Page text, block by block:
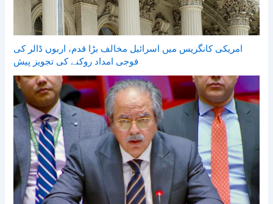
امریکی کانگریس میں اسرائیل مخالف بڑا قدم، اربوں ڈالر کی
فوجی امداد روکنے کی تجویز پیش